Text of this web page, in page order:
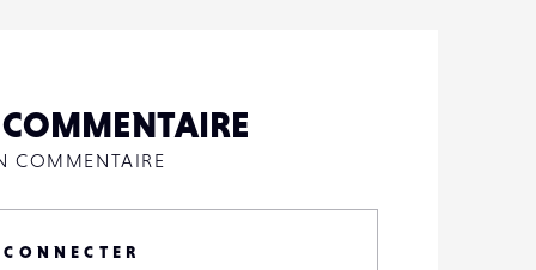
COMMENTAIRE